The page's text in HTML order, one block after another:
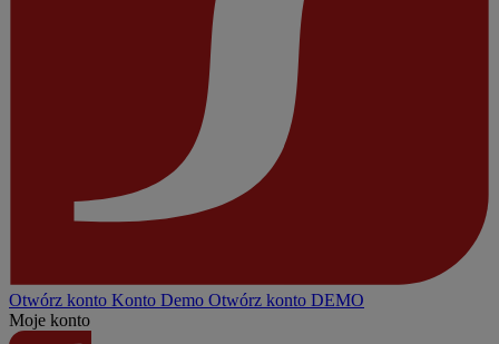
Otwórz konto Konto Demo Otwórz konto DEMO
Moje konto